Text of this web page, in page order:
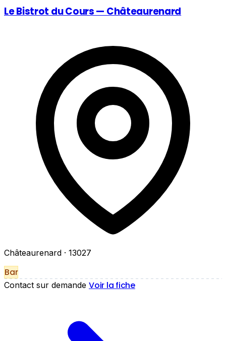
Le Bistrot du Cours — Châteaurenard
Châteaurenard · 13027
Bar
Contact sur demande Voir la fiche